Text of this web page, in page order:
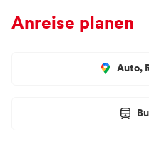
Anreise planen
Auto,